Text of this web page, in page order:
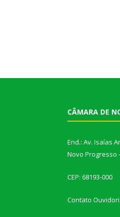
CÂMARA DE
End.: Av. Isaías
Novo Progresso
CEP: 68193-000
Contato